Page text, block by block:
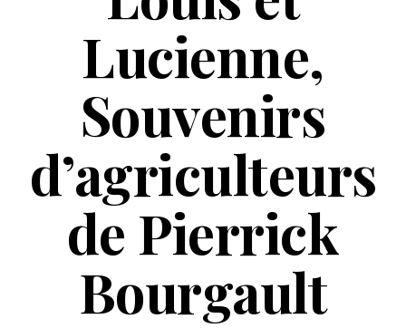
Lucienne,
Souvenirs
d’agriculteurs
de Pierrick
Bourgault